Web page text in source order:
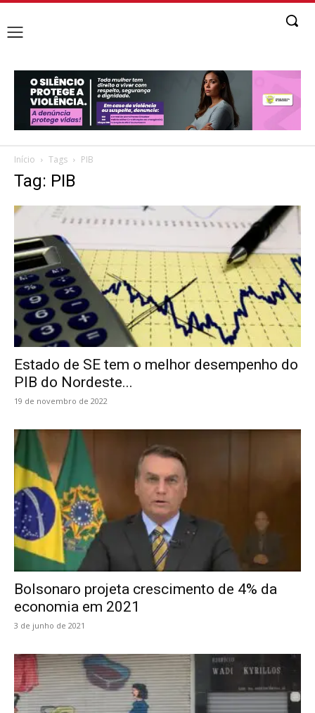
Início Tags PIB
Tag: PIB
Estado de SE tem o melhor desempenho do
PIB do Nordeste...
19 de novembro de 2022
Bolsonaro projeta crescimento de 4% da
economia em 2021
3 de junho de 2021